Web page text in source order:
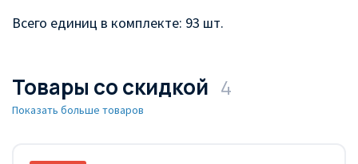
Всего единиц в комплекте: 93 шт.
Товары со скидкой 4
Показать больше товаров